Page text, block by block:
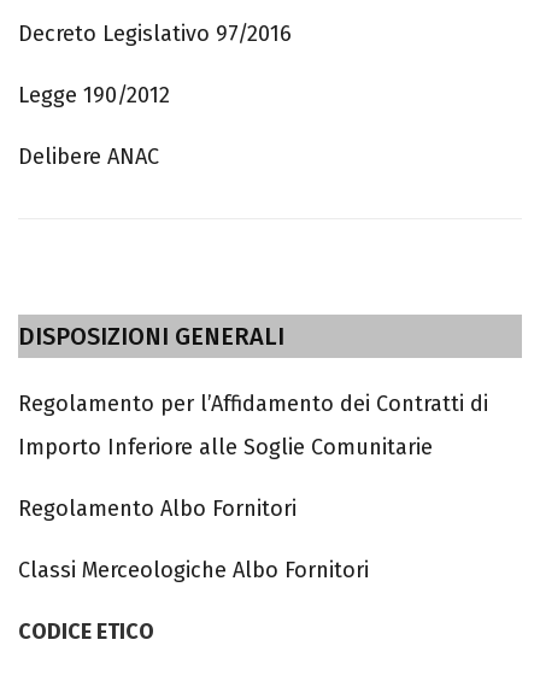
Decreto Legislativo 97/2016
Legge 190/2012
Delibere ANAC
DISPOSIZIONI GENERALI
Regolamento per l’Affidamento dei Contratti di
Importo Inferiore alle Soglie Comunitarie
Regolamento Albo Fornitori
Classi Merceologiche Albo Fornitori
CODICE ETICO